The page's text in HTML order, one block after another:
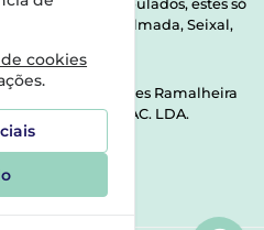
Manipulados, estes só
concelhos: Almada, Seixal,
Fernandes Ramalheira
SOC. FARMAC. LDA.
036 Almada
cookies